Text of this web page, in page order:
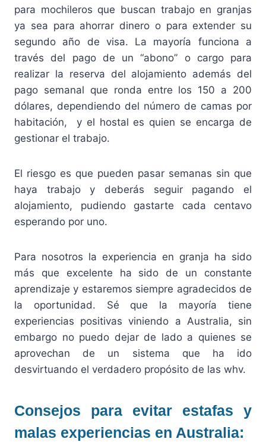
para mochileros que buscan trabajo en granjas
ya sea para ahorrar dinero o para extender su
segundo año de visa. La mayoría funciona a
través del pago de un “abono” o cargo para
realizar la reserva del alojamiento además del
pago semanal que ronda entre los 150 a 200
dólares, dependiendo del número de camas por
habitación, y el hostal es quien se encarga de
gestionar el trabajo.
El riesgo es que pueden pasar semanas sin que
haya trabajo y deberás seguir pagando el
alojamiento, pudiendo gastarte cada centavo
esperando por uno.
Para nosotros la experiencia en granja ha sido
más que excelente ha sido de un constante
aprendizaje y estaremos siempre agradecidos de
la oportunidad. Sé que la mayoría tiene
experiencias positivas viniendo a Australia, sin
embargo no puedo dejar de lado a quienes se
aprovechan de un sistema que ha ido
desvirtuando el verdadero propósito de las whv.
Consejos para evitar estafas y
malas experiencias en Australia: